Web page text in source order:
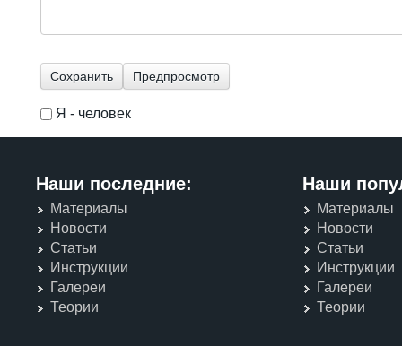
Я - человек
Наши последние:
Материалы
Новости
Статьи
Инструкции
Галереи
Теории
Наши
Материалы
Новости
Статьи
Инструкции
Галереи
Теории